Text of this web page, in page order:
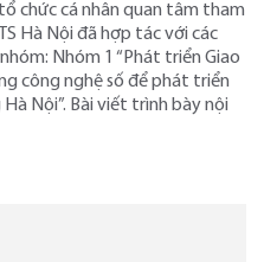
chức cá nhân quan tâm tham
Hà Nội đã hợp tác với các
Nhóm 1 “Phát triển Giao
công nghệ số để phát triển
Nội”. Bài viết trình bày nội